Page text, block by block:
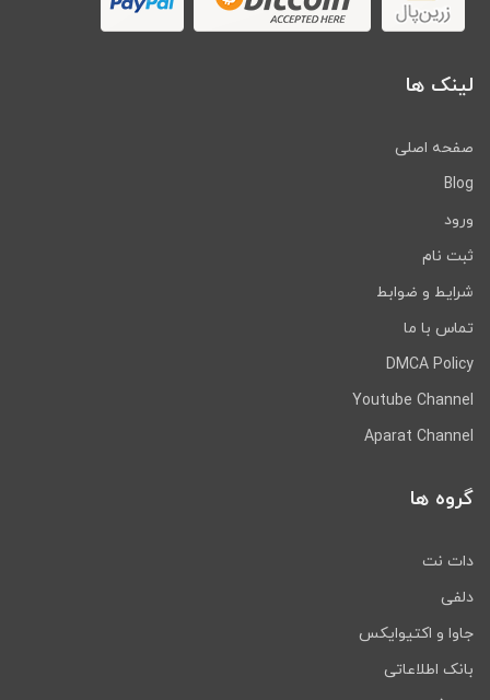
لینک ها
صفحه اصلی
Blog
ورود
ثبت نام
شرایط و ضوابط
تماس با ما
DMCA Policy
Youtube Channel
Aparat Channel
گروه ها
دات نت
دلفی
جاوا و اکتیوایکس
بانک اطلاعاتی